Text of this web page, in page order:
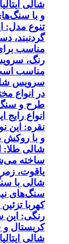
شالی
و با
تنوع مدل:
گردنبند،
مناسب
رنگ،
مناسب
سرویس
در انواع
طرح و
انواع
و با روکش
ساخته
یاقوت،
شالی با
سنگ‌های
کهربا
رنگی: این
کریستال
شالی